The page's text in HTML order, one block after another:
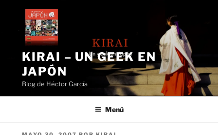
contenido
KIRAI – UN GEEK EN
JAPÓN
Blog de Héctor García
Menú